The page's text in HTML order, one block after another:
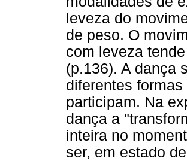
leveza do
de peso. O
com leveza
(p.136). A dança
diferentes
participam. Na
dança a
inteira no
ser, em estado